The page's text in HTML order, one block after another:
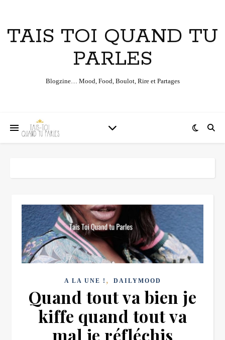
TAIS TOI QUAND TU
PARLES
Blogzine… Mood, Food, Boulot, Rire et Partages
A LA UNE ! , DAILYMOOD
Quand tout va bien je
kiffe quand tout va
mal je réfléchis